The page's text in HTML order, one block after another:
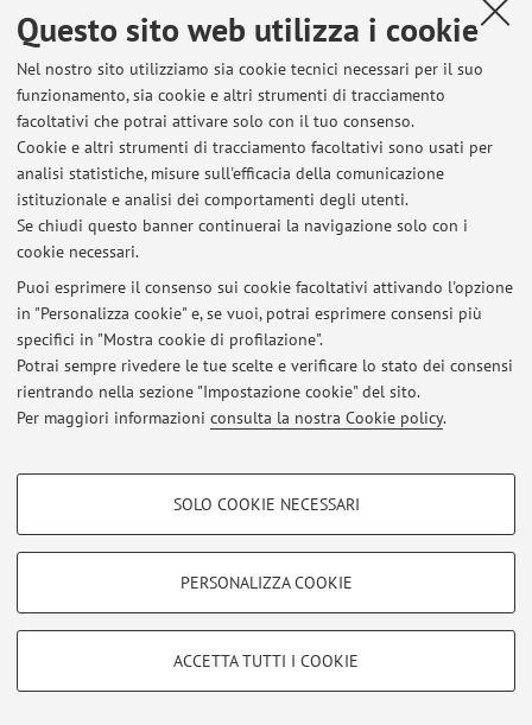
Questo sito web utilizza i cookie
Nel nostro sito utilizziamo sia cookie tecnici necessari per il suo
funzionamento, sia cookie e altri strumenti di tracciamento
facoltativi che potrai attivare solo con il tuo consenso.
Cookie e altri strumenti di tracciamento facoltativi sono usati per
analisi statistiche, misure sull'efficacia della comunicazione
istituzionale e analisi dei comportamenti degli utenti.
Se chiudi questo banner continuerai la navigazione solo con i
cookie necessari.
Puoi esprimere il consenso sui cookie facoltativi attivando l'opzione
in "Personalizza cookie" e, se vuoi, potrai esprimere consensi più
specifici in "Mostra cookie di profilazione".
Potrai sempre rivedere le tue scelte e verificare lo stato dei consensi
rientrando nella sezione "Impostazione cookie" del sito.
Per maggiori informazioni consulta la nostra Cookie policy.
COOKIE DI PROFILAZIONE - FACOLTATIVI
COOKIE TECNICI - NECESSARI
Si tratta di cookie tecnici utilizzati, a titolo esemplificativo, per il corretto
SOLO COOKIE NECESSARI
PERSONALIZZA COOKIE
ACCETTA TUTTI I COOKIE
verifiche d'apprendimento
2006 – 2007 intero a.a.
Docente di Linguaggi Specifici della Lingua Spagnola I e II
– Laurea Magistrale
Alma Mater Studiorum Università di Bologna – v. Zamboni,
33
Facoltà di Lingue e Letterature Straniere
Lezioni frontali; svolgimento degli esami di profitto e di
materiale didattico; ricevimento studenti. Assistenza e
direzione di tesi di laurea
2006 – 2007 intero a.a.
Docente di Lingua e Linguistica Spagnola C – Laurea
Triennale
Lezioni frontali; svolgimento degli esami di profitto e di
verifica finale; elaborazione e somministrazione di
materiale didattico; ricevimento studenti. Assistenza e